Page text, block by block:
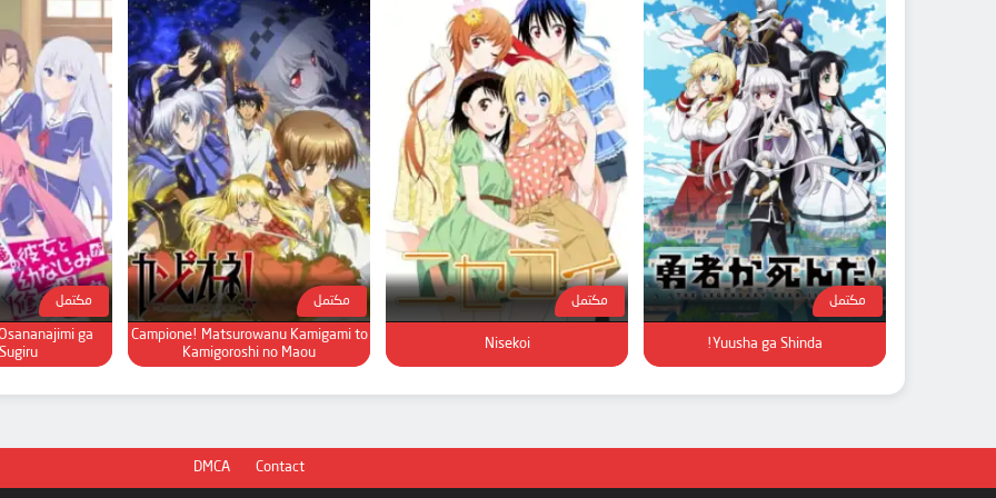
مكتمل
Yuusha ga Shinda!
مكتمل
Nisekoi
مكتمل
Campione! Matsurowanu Kamigami to
Kamigoroshi no Maou
مكتمل
ga
DMCA Contact